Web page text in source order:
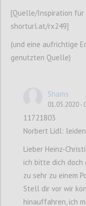
P4
• Stationen:
Heiligenstadt
Station
Gespräche
bereits
zu einem
[Quelle/Inspiration für
shorturl.at/rx249]
(und eine aufrichtige
genutzten Quelle)
Shams
01.05.2020 -
11721803
Norbert Lidl:
Lieber Heinz-
ich bitte dich doch
zu sehr zu einem
Stell dir vor wir
hinauffahren, ich